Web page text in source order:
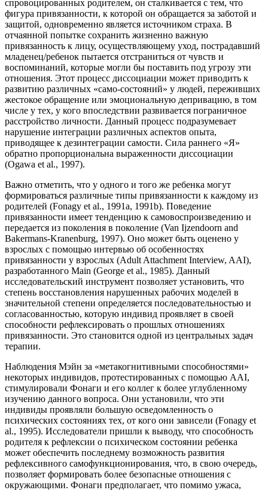
спровоцированных родителем, он сталкивается с тем, что
фигура привязанности, к которой он обращается за заботой и
защитой, одновременно является источником страха. В
отчаянной попытке сохранить жизненно важную
привязанность к лицу, осуществляющему уход, пострадавший
младенец/ребенок пытается отстраниться от чувств и
воспоминаний, которые могли бы поставить под угрозу эти
отношения. Этот процесс диссоциации может приводить к
развитию различных «само-состояний» у людей, переживших
жестокое обращение или эмоциональную депривацию, в том
числе у тех, у кого впоследствии развивается пограничное
расстройство личности. Данный процесс подразумевает
нарушение интеграции различных аспектов опыта,
приводящее к дезинтеграции самости. Сила раннего «Я»
обратно пропорциональна выраженности диссоциации
(Ogawa et al., 1997).
Важно отметить, что у одного и того же ребенка могут
формироваться различные типы привязанности к каждому из
родителей (Fonagy et al., 1991a, 1991b). Поведение
привязанности имеет тенденцию к самовоспроизведению и
передается из поколения в поколение (Van Ijzendoorn and
Bakermans-Kranenburg, 1997). Оно может быть оценено у
взрослых с помощью интервью об особенностях
привязанности у взрослых (Adult Attachment Interview, AAI),
разработанного Main (George et al., 1985). Данный
исследовательский инструмент позволяет установить, что
степень восстановления нарушенных рабочих моделей в
значительной степени определяется последовательностью и
согласованностью, которую индивид проявляет в своей
способности рефлексировать о прошлых отношениях
привязанности. Это становится одной из центральных задач
терапии.
Наблюдения Мэйн за «метакогнитивными способностями»
некоторых индивидов, протестированных с помощью AAI,
стимулировали Фонаги и его коллег к более углубленному
изучению данного вопроса. Они установили, что эти
индивиды проявляли большую осведомленность о
психических состояниях тех, от кого они зависели (Fonagy et
al., 1995). Исследователи пришли к выводу, что способность
родителя к рефлексии о психическом состоянии ребенка
может обеспечить последнему возможность развития
рефлексивного самофункционирования, что, в свою очередь,
позволяет формировать более безопасные отношения с
окружающими. Фонаги предполагает, что помимо ужаса,